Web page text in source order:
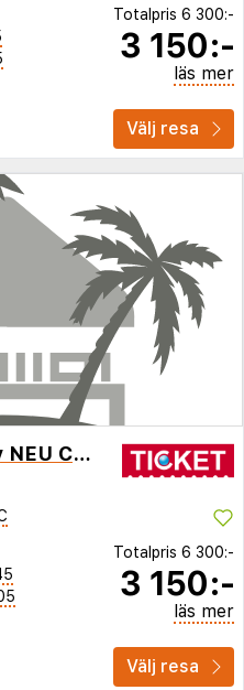
Totalpris 6 300:-
3 150:-
läs mer
Välj resa
115 The Strand Hotel by NEU Collective
Totalpris 6 300:-
3 150:-
läs mer
Välj resa